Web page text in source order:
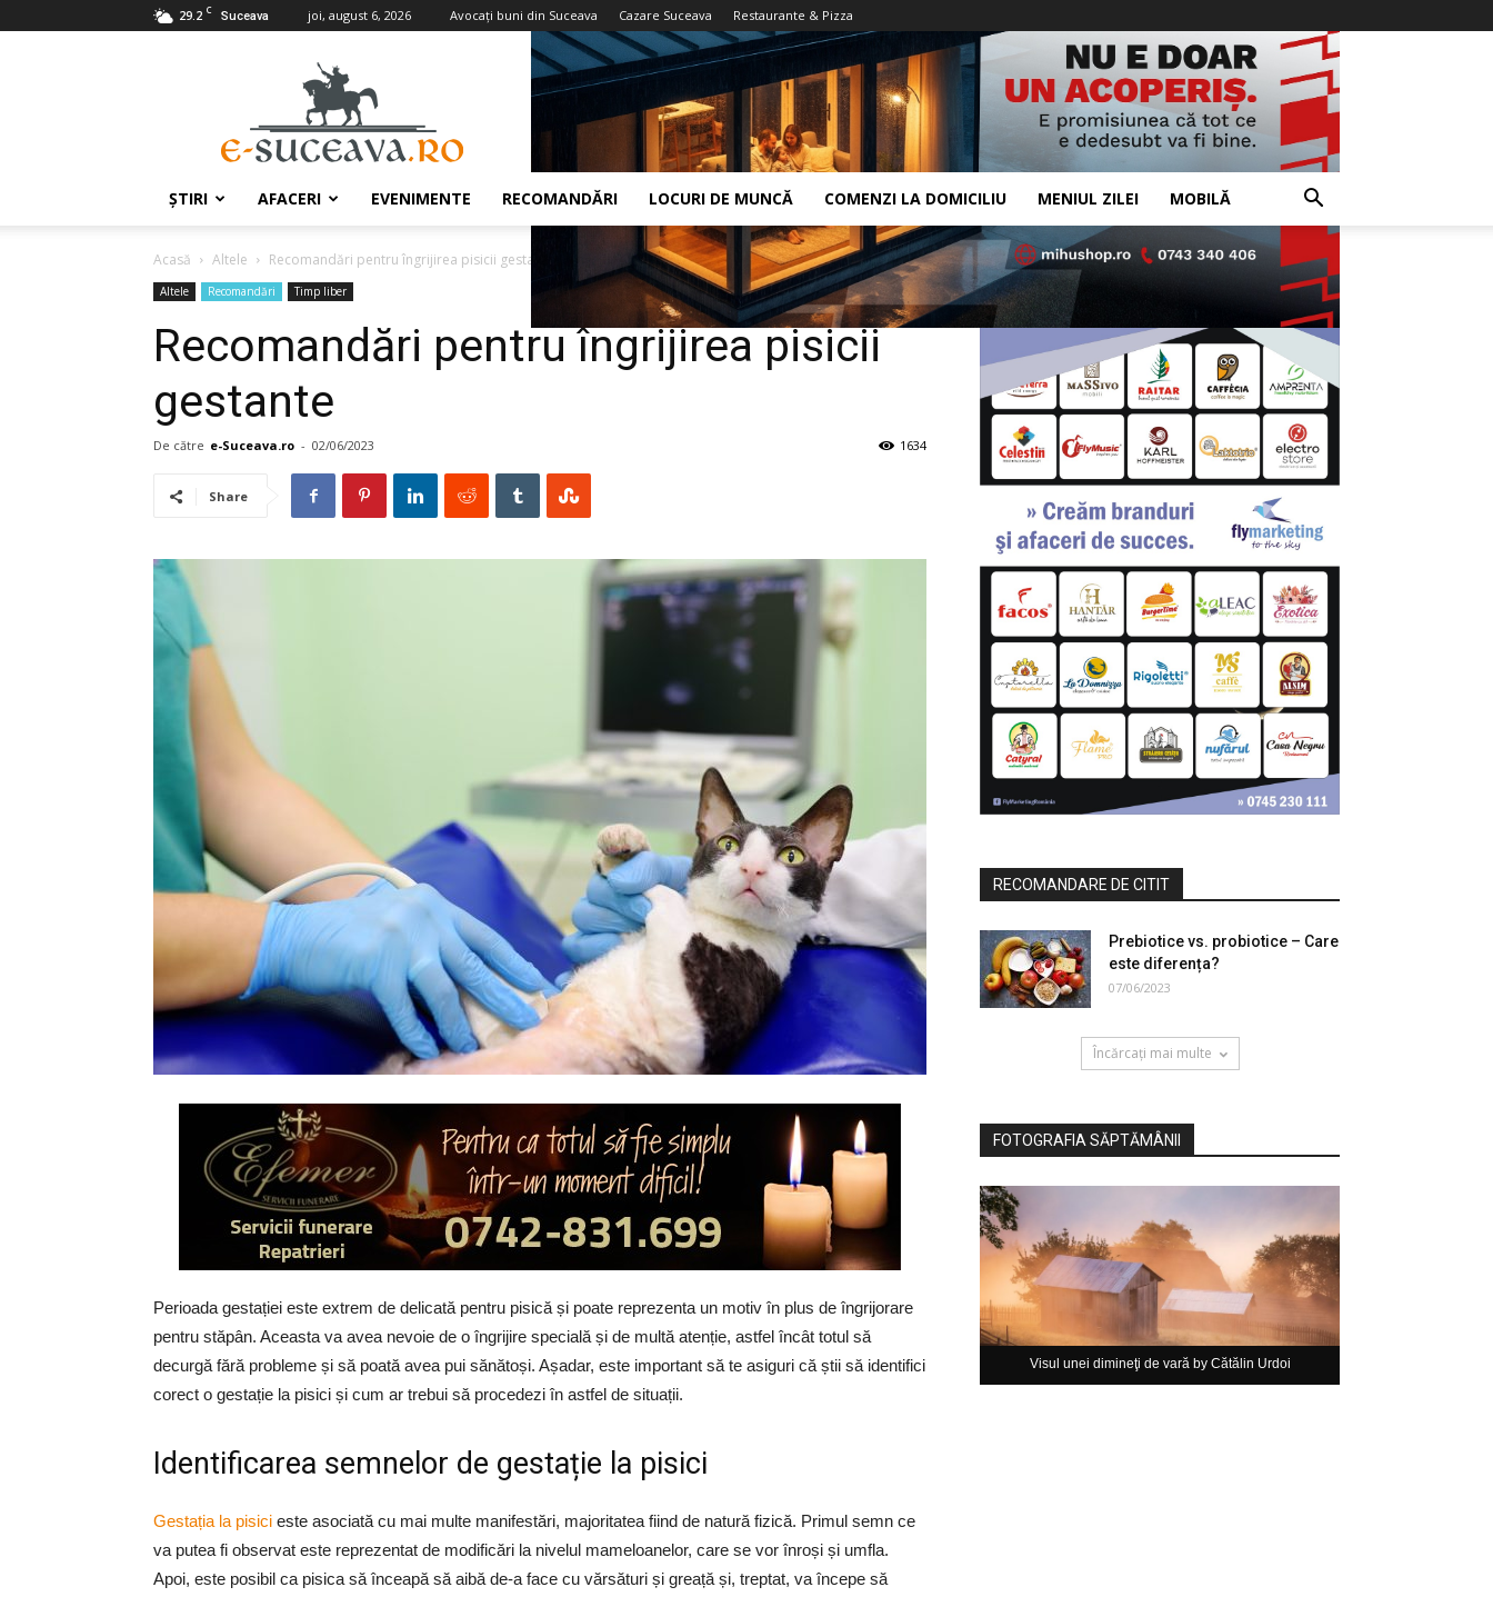
29.2 C Suceava joi, august 6, 2026 Avocaţi buni din Suceava Cazare Suceava Restaurante & Pizza
ŞTIRI AFACERI EVENIMENTE RECOMANDĂRI LOCURI DE MUNCĂ COMENZI LA DOMICILIU MENIUL ZILEI MOBILĂ
Acasă Altele Recomandări pentru îngrijirea pisicii gestante
Altele Recomandări Timp liber
Recomandări pentru îngrijirea pisicii
gestante
De către e-Suceava.ro - 02/06/2023 1634
Share
Perioada gestației este extrem de delicată pentru pisică și poate reprezenta un motiv în plus de îngrijorare
pentru stăpân. Aceasta va avea nevoie de o îngrijire specială și de multă atenție, astfel încât totul să
decurgă fără probleme și să poată avea pui sănătoși. Așadar, este important să te asiguri că știi să identifici
corect o gestație la pisici și cum ar trebui să procedezi în astfel de situații.
Identificarea semnelor de gestație la pisici
Gestația la pisici este asociată cu mai multe manifestări, majoritatea fiind de natură fizică. Primul semn ce
va putea fi observat este reprezentat de modificări la nivelul mameloanelor, care se vor înroși și umfla.
Apoi, este posibil ca pisica să înceapă să aibă de-a face cu vărsături și greață și, treptat, va începe să
RECOMANDARE DE CITIT
Prebiotice vs. probiotice – Care
este diferența?
07/06/2023
Încărcați mai multe
FOTOGRAFIA SĂPTĂMÂNII
Visul unei dimineţi de vară by Cătălin Urdoi